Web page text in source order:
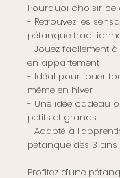
Pourquoi choisir ce
- Retrouvez les
pétanque
- Jouez facilement
en appartement
- Idéal pour jouer
même en hiver
- Une idée cadeau
petits et grands
- Adapté à
pétanque dès 3 ans
Profitez d’une